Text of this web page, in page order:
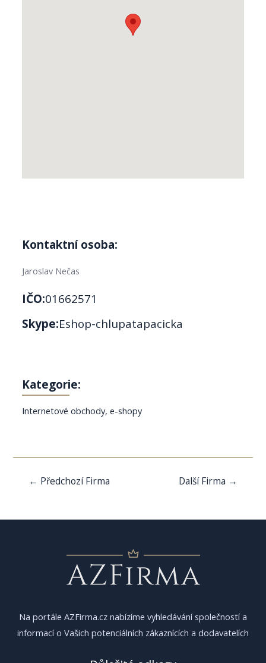
Kontaktní osoba:
Jaroslav Nečas
IČO:01662571
Skype:Eshop-chlupatapacicka
Kategorie:
Internetové obchody, e-shopy
Navigace
← Předchozí Firma Další Firma →
Na portále AZFirma.cz nabízíme vyhledávání společností a
informací o Vašich potenciálních zákaznících a dodavatelích